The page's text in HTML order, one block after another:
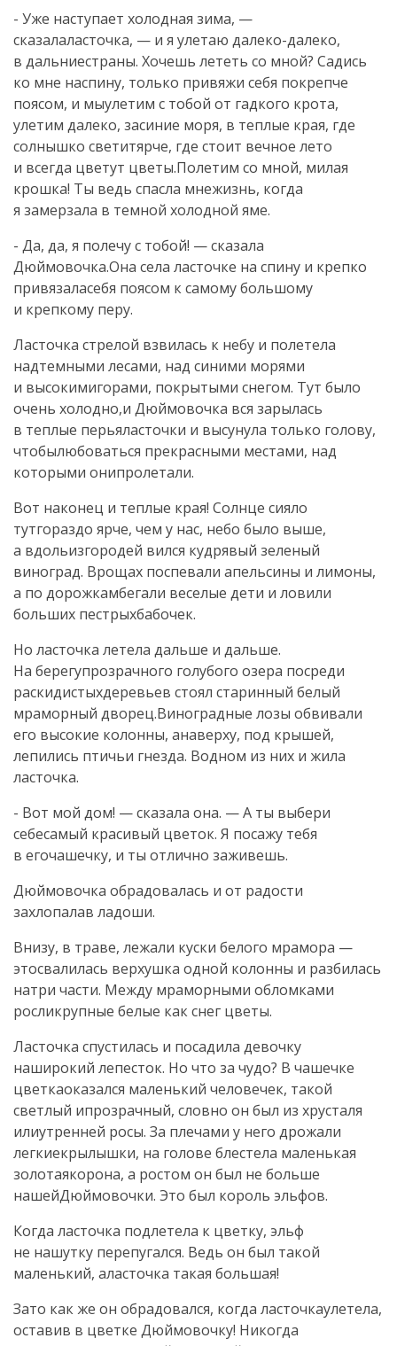
- Уже наступает холодная зима, —
сказалаласточка, — и я улетаю далеко-далеко,
в дальниестраны. Хочешь лететь со мной? Садись
ко мне наспину, только привяжи себя покрепче
поясом, и мыулетим с тобой от гадкого крота,
улетим далеко, засиние моря, в теплые края, где
солнышко светитярче, где стоит вечное лето
и всегда цветут цветы.Полетим со мной, милая
крошка! Ты ведь спасла мнежизнь, когда
я замерзала в темной холодной яме.
- Да, да, я полечу с тобой! — сказала
Дюймовочка.Она села ласточке на спину и крепко
привязаласебя поясом к самому большому
и крепкому перу.
Ласточка стрелой взвилась к небу и полетела
надтемными лесами, над синими морями
и высокимигорами, покрытыми снегом. Тут было
очень холодно,и Дюймовочка вся зарылась
в теплые перьяласточки и высунула только голову,
чтобылюбоваться прекрасными местами, над
которыми онипролетали.
Вот наконец и теплые края! Солнце сияло
тутгораздо ярче, чем у нас, небо было выше,
а вдольизгородей вился кудрявый зеленый
виноград. Врощах поспевали апельсины и лимоны,
а по дорожкамбегали веселые дети и ловили
больших пестрыхбабочек.
Но ласточка летела дальше и дальше.
На берегупрозрачного голубого озера посреди
раскидистыхдеревьев стоял старинный белый
мраморный дворец.Виноградные лозы обвивали
его высокие колонны, анаверху, под крышей,
лепились птичьи гнезда. Водном из них и жила
ласточка.
- Вот мой дом! — сказала она. — А ты выбери
себесамый красивый цветок. Я посажу тебя
в егочашечку, и ты отлично заживешь.
Дюймовочка обрадовалась и от радости
захлопалав ладоши.
Внизу, в траве, лежали куски белого мрамора —
этосвалилась верхушка одной колонны и разбилась
натри части. Между мраморными обломками
росликрупные белые как снег цветы.
Ласточка спустилась и посадила девочку
наширокий лепесток. Но что за чудо? В чашечке
цветкаоказался маленький человечек, такой
светлый ипрозрачный, словно он был из хрусталя
илиутренней росы. За плечами у него дрожали
легкиекрылышки, на голове блестела маленькая
золотаякорона, а ростом он был не больше
нашейДюймовочки. Это был король эльфов.
Когда ласточка подлетела к цветку, эльф
не нашутку перепугался. Ведь он был такой
маленький, аласточка такая большая!
Зато как же он обрадовался, когда ласточкаулетела,
оставив в цветке Дюймовочку! Никогда